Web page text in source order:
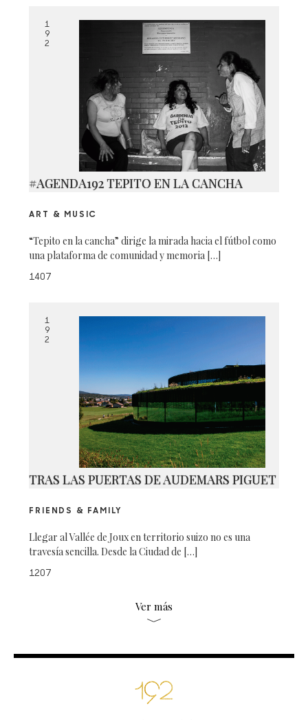
1
9
2
#AGENDA192 TEPITO EN LA CANCHA
ART & MUSIC
“Tepito en la cancha” dirige la mirada hacia el fútbol como
una plataforma de comunidad y memoria […]
1407
1
9
2
TRAS LAS PUERTAS DE AUDEMARS PIGUET
FRIENDS & FAMILY
Llegar al Vallée de Joux en territorio suizo no es una
travesía sencilla. Desde la Ciudad de […]
1207
Ver más